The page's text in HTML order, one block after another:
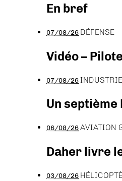
En bref
07/08/26 DÉFENSE
Vidéo –
07/08/26INDUSTRIE
Un
06/08/26AVIATION
Daher livre
03/08/26